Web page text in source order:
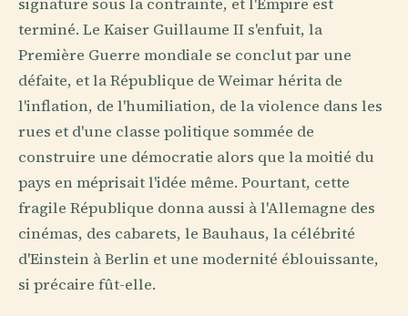
terminé. Le Kaiser Guillaume II s'enfuit, la
Première Guerre mondiale se conclut par une
défaite, et la République de Weimar hérita de
l'inflation, de l'humiliation, de la violence dans les
rues et d'une classe politique sommée de
construire une démocratie alors que la moitié du
pays en méprisait l'idée même. Pourtant, cette
fragile République donna aussi à l'Allemagne des
cinémas, des cabarets, le Bauhaus, la célébrité
d'Einstein à Berlin et une modernité éblouissante,
si précaire fût-elle.